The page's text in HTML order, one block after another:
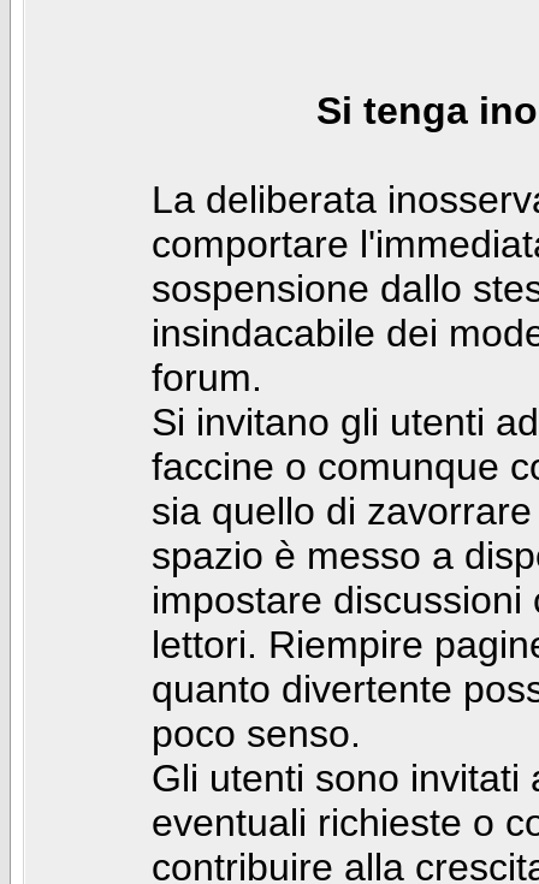
Si tenga
La deliberata
comportare
sospensione dallo
insindacabile dei
forum.
Si invitano gli utenti
faccine o comunque
sia quello di
spazio è messo a
impostare
lettori. Riempire
quanto divertente
poco senso.
Gli utenti sono invitati
eventuali richieste o
contribuire alla